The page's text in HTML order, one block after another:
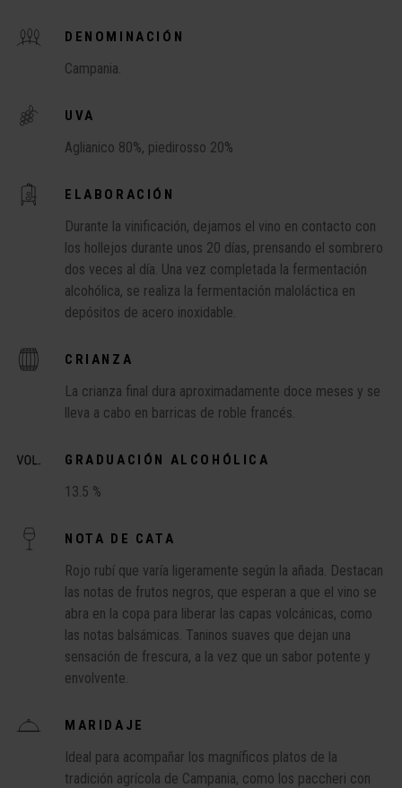
DENOMINACIÓN
Campania.
UVA
Aglianico 80%, piedirosso 20%
ELABORACIÓN
Durante la vinificación, dejamos el vino en contacto con
los hollejos durante unos 20 días, prensando el sombrero
dos veces al día. Una vez completada la fermentación
alcohólica, se realiza la fermentación maloláctica en
depósitos de acero inoxidable.
CRIANZA
La crianza final dura aproximadamente doce meses y se
lleva a cabo en barricas de roble francés.
GRADUACIÓN ALCOHÓLICA
13.5 %
NOTA DE CATA
Rojo rubí que varía ligeramente según la añada. Destacan
las notas de frutos negros, que esperan a que el vino se
abra en la copa para liberar las capas volcánicas, como
las notas balsámicas. Taninos suaves que dejan una
sensación de frescura, a la vez que un sabor potente y
envolvente.
MARIDAJE
Ideal para acompañar los magníficos platos de la
tradición agrícola de Campania, como los paccheri con